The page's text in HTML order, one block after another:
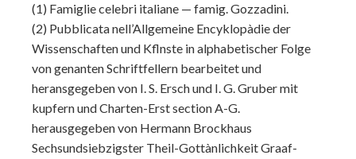
(1) Famiglie celebri italiane — famig. Gozzadini.
(2) Pubblicata nell’Allgemeine Encyklopàdie der
Wissenschaften und Kflnste in alphabetischer Folge
von genanten Schriftfellern bearbeitet und
heransgegeben von I. S. Ersch und I. G. Gruber mit
kupfern und Charten-Erst section A-G.
herausgegeben von Hermann Brockhaus
Sechsundsiebzigster Theil-Gottànlichkeit Graaf-